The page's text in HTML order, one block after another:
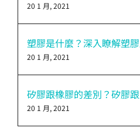
20 1 月, 2021
塑膠是什麼？深入瞭解塑
20 1 月, 2021
矽膠跟橡膠的差別？矽膠
20 1 月, 2021